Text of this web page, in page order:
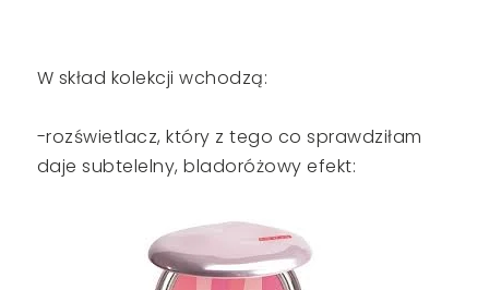
W skład kolekcji wchodzą:
-rozświetlacz, który z tego co sprawdziłam
daje subtelelny, bladoróżowy efekt: